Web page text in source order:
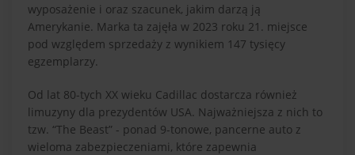
wyposażenie i oraz szacunek, jakim darzą ją
Amerykanie. Marka ta zajęła w 2023 roku 21. miejsce
pod względem sprzedaży z wynikiem 147 tysięcy
egzemplarzy.
Od lat 80-tych XX wieku Cadillac dostarcza również
limuzyny dla prezydentów USA. Najważniejsza z nich to
tzw. “The Beast” - ponad 9-tonowe, pancerne auto z
wieloma zabezpieczeniami, które zapewnia